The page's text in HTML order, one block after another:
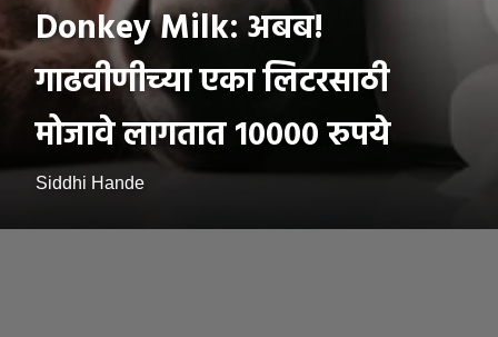
Donkey Milk: अबब!
गाढवीणीच्या एका लिटरसाठी
मोजावे लागतात १०००० रुपये
Siddhi Hande